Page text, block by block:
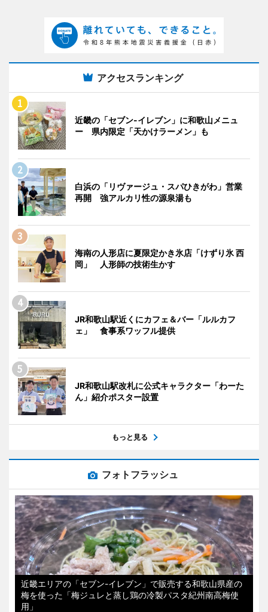
アクセスランキング
近畿の「セブン-イレブン」に和歌山メニュ
ー 県内限定「天かけラーメン」も
白浜の「リヴァージュ・スパひきがわ」営業
再開 強アルカリ性の源泉湯も
海南の人形店に夏限定かき氷店「けずり氷 西
岡」 人形師の技術生かす
JR和歌山駅近くにカフェ＆バー「ルルカフ
ェ」 食事系ワッフル提供
JR和歌山駅改札に公式キャラクター「わーた
ん」紹介ポスター設置
もっと見る
フォトフラッシュ
近畿エリアの「セブン-イレブン」で販売する和歌山県産の
梅を使った「梅ジュレと蒸し鶏の冷製パスタ紀州南高梅使
用」